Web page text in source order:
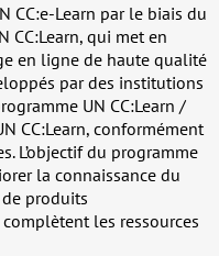
CC:e-Learn par le biais du
CC:Learn, qui met en
en ligne de haute qualité
par des institutions
UN CC:Learn /
CC:Learn, conformément
L’objectif du programme
la connaissance du
produits
les ressources